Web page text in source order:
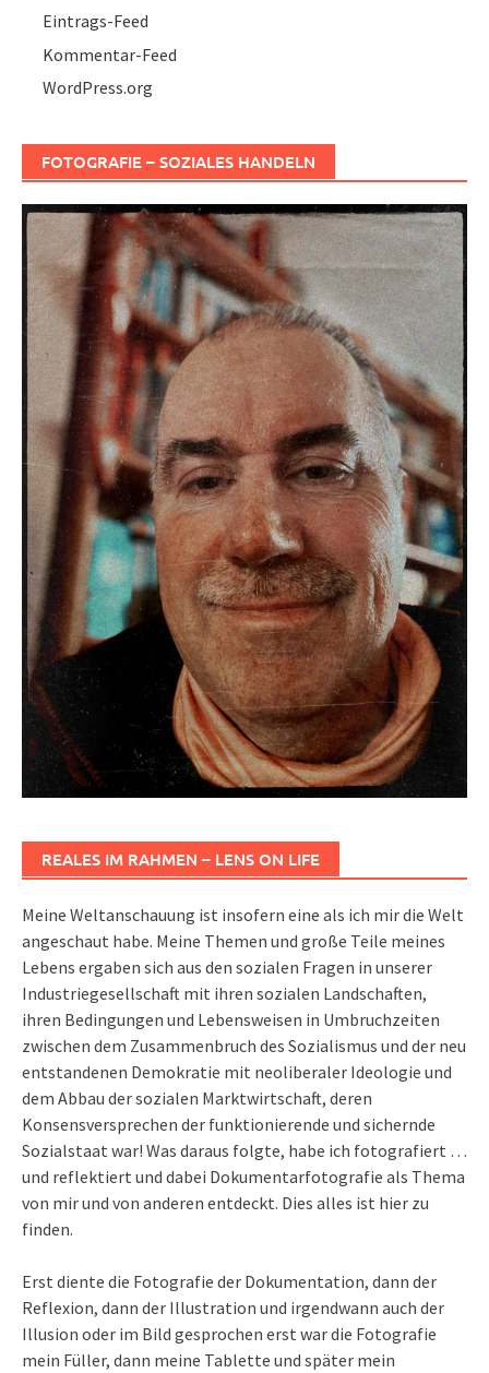
Eintrags-Feed
Kommentar-Feed
WordPress.org
FOTOGRAFIE – SOZIALES HANDELN
REALES IM RAHMEN – LENS ON LIFE
Meine Weltanschauung ist insofern eine als ich mir die Welt
angeschaut habe. Meine Themen und große Teile meines
Lebens ergaben sich aus den sozialen Fragen in unserer
Industriegesellschaft mit ihren sozialen Landschaften,
ihren Bedingungen und Lebensweisen in Umbruchzeiten
zwischen dem Zusammenbruch des Sozialismus und der neu
entstandenen Demokratie mit neoliberaler Ideologie und
dem Abbau der sozialen Marktwirtschaft, deren
Konsensversprechen der funktionierende und sichernde
Sozialstaat war! Was daraus folgte, habe ich fotografiert …
und reflektiert und dabei Dokumentarfotografie als Thema
von mir und von anderen entdeckt. Dies alles ist hier zu
finden.
Erst diente die Fotografie der Dokumentation, dann der
Reflexion, dann der Illustration und irgendwann auch der
Illusion oder im Bild gesprochen erst war die Fotografie
mein Füller, dann meine Tablette und später mein